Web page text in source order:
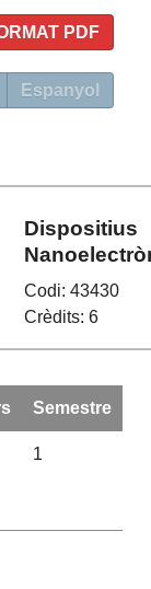
PDF
Espanyol
Dispositius
Codi: 43430
Crèdits: 6
Semestre
1